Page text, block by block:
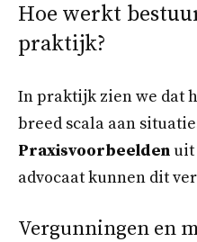
Hoe werkt
praktijk?
In praktijk zien we dat
breed scala aan
Praxisvoorbeelden uit
advocaat kunnen dit
Vergunningen en